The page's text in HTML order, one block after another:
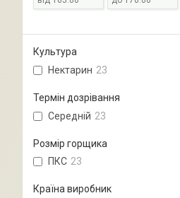
Культура
Нектарин 23
Термін дозрівання
Середній 23
Розмір горщика
ПКС 23
Країна виробник